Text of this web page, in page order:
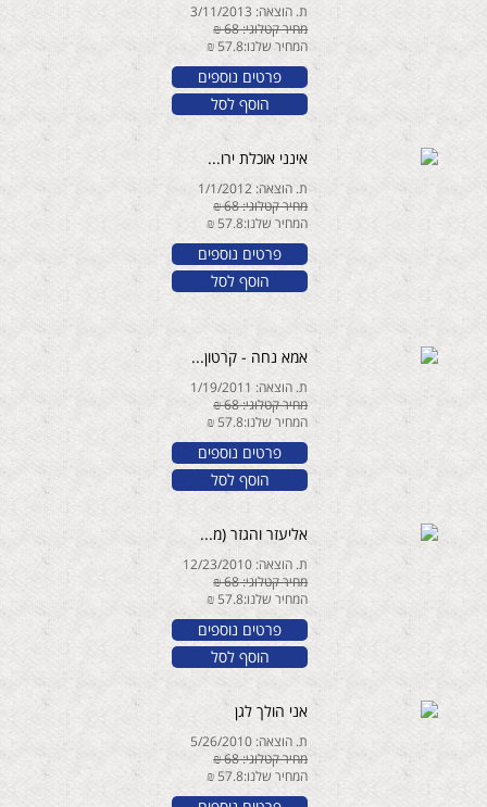
ת. הוצאה: 3/11/2013
מחיר קטלוגי: 68 ₪
המחיר שלנו:57.8 ₪
פרטים נוספים
הוסף לסל
אינני אוכלת ירו...
ת. הוצאה: 1/1/2012
מחיר קטלוגי: 68 ₪
המחיר שלנו:57.8 ₪
פרטים נוספים
הוסף לסל
אמא נחה - קרטון...
ת. הוצאה: 1/19/2011
מחיר קטלוגי: 68 ₪
המחיר שלנו:57.8 ₪
פרטים נוספים
הוסף לסל
אליעזר והגזר (מ...
ת. הוצאה: 12/23/2010
מחיר קטלוגי: 68 ₪
המחיר שלנו:57.8 ₪
פרטים נוספים
הוסף לסל
אני הולך לגן
ת. הוצאה: 5/26/2010
מחיר קטלוגי: 68 ₪
המחיר שלנו:57.8 ₪